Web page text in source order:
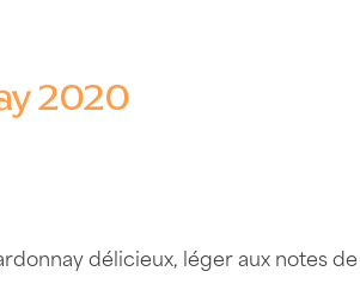
2020
délicieux, léger aux notes